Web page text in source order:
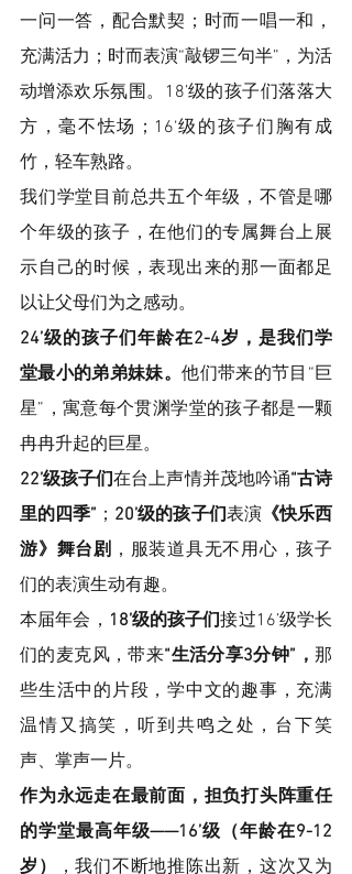
一问一答，配合默契；时而一唱一和，
充满活力；时而表演“敲锣三句半”，为活
动增添欢乐氛围。18’级的孩子们落落大
方，毫不怯场；16‘级的孩子们胸有成
竹，轻车熟路。
我们学堂目前总共五个年级，不管是哪
个年级的孩子，在他们的专属舞台上展
示自己的时候，表现出来的那一面都足
以让父母们为之感动。
24’级的孩子们年龄在2-4岁，是我们学
堂最小的弟弟妹妹。他们带来的节目“巨
星”，寓意每个贯渊学堂的孩子都是一颗
冉冉升起的巨星。
22’级孩子们在台上声情并茂地吟诵“古诗
里的四季” ； 20’级的孩子们表演《快乐西
游》舞台剧 ，服装道具无不用心，孩子
们的表演生动有趣。
本届年会， 18’级的孩子们接过16’级学长
们的麦克风，带来“生活分享3分钟”，那
些生活中的片段，学中文的趣事，充满
温情又搞笑，听到共鸣之处，台下笑
声、掌声一片。
作为永远走在最前面，担负打头阵重任
的学堂最高年级——16’级（年龄在9-12
岁）
，我们不断地推陈出新，这次又为